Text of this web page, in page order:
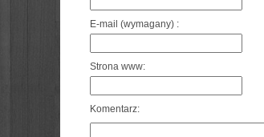
E-mail (wymagany) :
Strona www:
Komentarz: